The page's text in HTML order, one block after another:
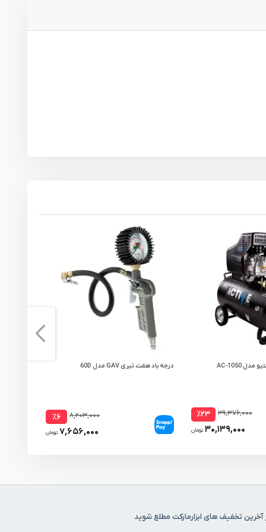
۳۹,۳۷۶,۰۰۰ ٪۲۳
۳۰,۱۳۹,۰۰۰ تومان
درجه باد هفت تیری GAV مدل 60D
۸,۲۰۳,۰۰۰ ٪۶
۷,۶۵۶,۰۰۰ تومان
آخرین تخفیف های ابزارمارکت مطلع شوید